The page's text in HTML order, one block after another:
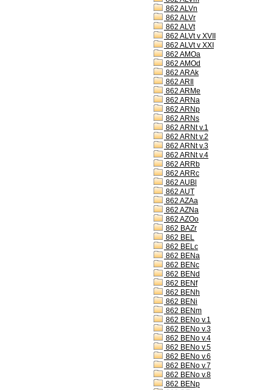
862 ALVn
862 ALVr
862 ALVt
862 ALVt v XVII
862 ALVt v XXI
862 AMOa
862 AMOd
862 ARAk
862 ARIl
862 ARMe
862 ARNa
862 ARNp
862 ARNs
862 ARNt v.1
862 ARNt v.2
862 ARNt v.3
862 ARNt v.4
862 ARRb
862 ARRc
862 AUBl
862 AUT
862 AZAa
862 AZNa
862 AZOo
862 BAZr
862 BEL
862 BELc
862 BENa
862 BENc
862 BENd
862 BENf
862 BENh
862 BENi
862 BENm
862 BENo v.1
862 BENo v.3
862 BENo v.4
862 BENo v.5
862 BENo v.6
862 BENo v.7
862 BENo v.8
862 BENp